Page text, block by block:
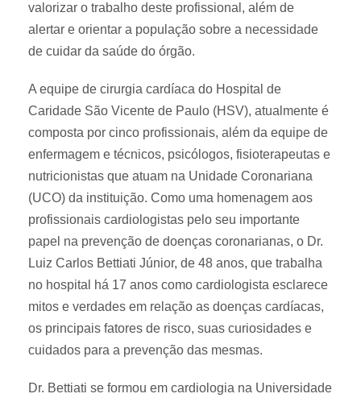
valorizar o trabalho deste profissional, além de
alertar e orientar a população sobre a necessidade
de cuidar da saúde do órgão.
A equipe de cirurgia cardíaca do Hospital de
Caridade São Vicente de Paulo (HSV), atualmente é
composta por cinco profissionais, além da equipe de
enfermagem e técnicos, psicólogos, fisioterapeutas e
nutricionistas que atuam na Unidade Coronariana
(UCO) da instituição. Como uma homenagem aos
profissionais cardiologistas pelo seu importante
papel na prevenção de doenças coronarianas, o Dr.
Luiz Carlos Bettiati Júnior, de 48 anos, que trabalha
no hospital há 17 anos como cardiologista esclarece
mitos e verdades em relação as doenças cardíacas,
os principais fatores de risco, suas curiosidades e
cuidados para a prevenção das mesmas.
Dr. Bettiati se formou em cardiologia na Universidade